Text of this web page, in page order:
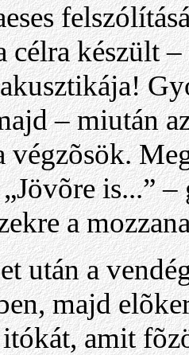
célra készült
– miután
végzõsök.
is...”
a
után a
majd
amit